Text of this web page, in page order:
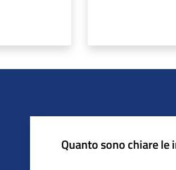
Quanto sono chiare